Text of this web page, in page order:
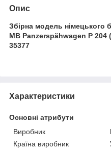
Опис
Збірна модель німецького
МВ Panzerspähwagen P 204
35377
Характеристики
Основні атрибути
Виробник
Країна виробник